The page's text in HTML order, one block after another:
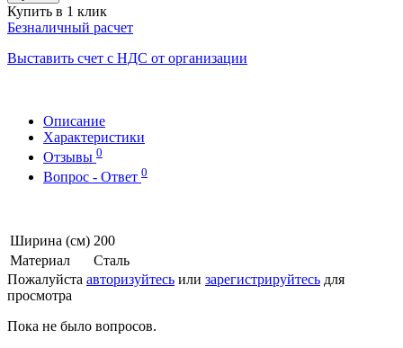
Купить в 1 клик
Безналичный расчет
Выставить счет с НДС от организации
Описание
Характеристики
Отзывы 0
Вопрос - Ответ 0
Ширина (см) 200
Материал
Сталь
Пожалуйста авторизуйтесь или зарегистрируйтесь для
просмотра
Пока не было вопросов.